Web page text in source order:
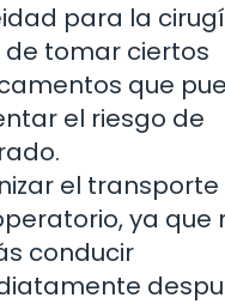
para la
de tomar ciertos
que
el riesgo de
el transporte
ya que
conducir